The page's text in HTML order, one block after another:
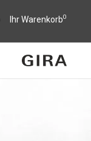
Ihr Warenkorb0